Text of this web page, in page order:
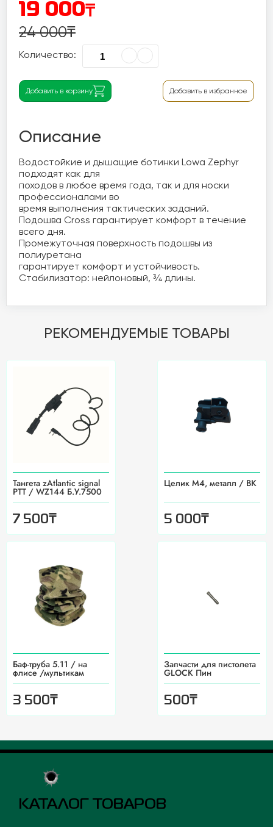
19 000₸
24 000₸
Количество:
Добавить в корзину Добавить в избранное
Описание
Водостойкие и дышащие ботинки Lowa Zephyr
подходят как для
походов в любое время года, так и для носки
профессионалами во
время выполнения тактических заданий.
Подошва Cross гарантирует комфорт в течение
всего дня.
Промежуточная поверхность подошвы из
полиуретана
гарантирует комфорт и устойчивость.
Стабилизатор: нейлоновый, ¾ длины.
РЕКОМЕНДУЕМЫЕ ТОВАРЫ
Тангета zAtlantic signal
PTT / WZ144 Б.У.7500
7 500₸
Целик М4, металл / BK
5 000₸
Баф-труба 5.11 / на
флисе /мультикам
3 500₸
Запчасти для пистолета
GLOCK Пин
500₸
КАТАЛОГ ТОВАРОВ